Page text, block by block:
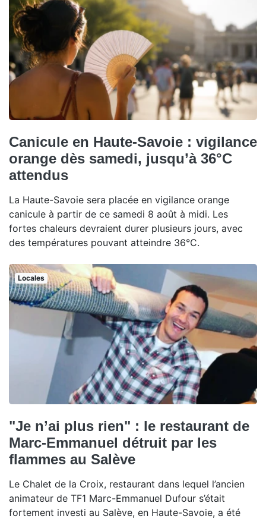
Canicule en Haute-Savoie : vigilance
orange dès samedi, jusqu’à 36°C
attendus
La Haute-Savoie sera placée en vigilance orange
canicule à partir de ce samedi 8 août à midi. Les
fortes chaleurs devraient durer plusieurs jours, avec
des températures pouvant atteindre 36°C.
Locales
"Je n’ai plus rien" : le restaurant de
Marc-Emmanuel détruit par les
flammes au Salève
Le Chalet de la Croix, restaurant dans lequel l’ancien
animateur de TF1 Marc-Emmanuel Dufour s’était
fortement investi au Salève, en Haute-Savoie, a été